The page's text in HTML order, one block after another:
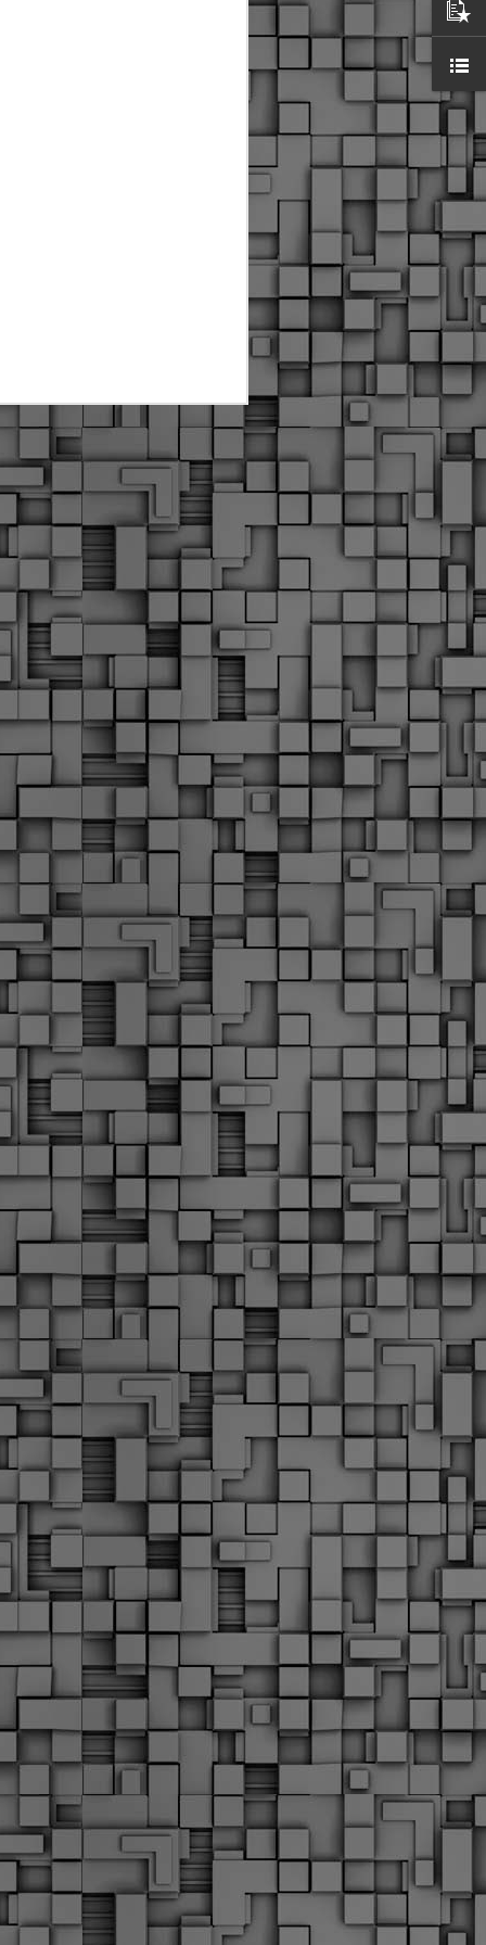
εκπαίδευσή τους και
καθήκοντα.
MAY
25
Δημοτική Αστυνομία
Θεσσαλονίκης:
Διοικητικά πρόστιμα
ύψους 11.350€ σε
εργολάβους για
παραβάσεις σε έργα
Ο.Κ.Ω
Η Δημοτική Αστυνομία
Θεσσαλονίκης βεβαίωσε κατά
τις προηγούμενες ημέρες
πρόστιμα για 11 διοικητικές
παραβάσεις που έλαβαν
εργασιών από εργολαβικά
συνεργεία και οι οποίες
αφορούσαν εκτέλεση
εργασιών χωρίς νόμιμη
σήμανση και στην απόθεση
υλικών – εργαλείων εκτός του
προβλεπόμενου εργοταξίου.